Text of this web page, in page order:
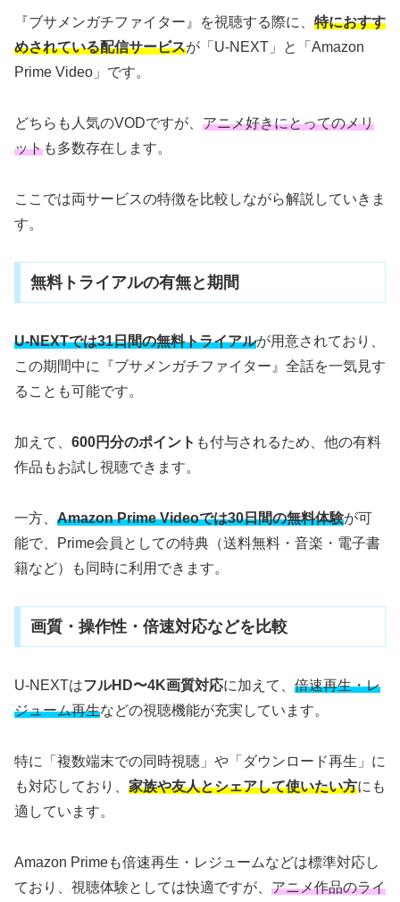
『ブサメンガチファイター』を視聴する際に、 特におすす
めされている配信サービスが「U-NEXT」と「Amazon
Prime Video」です。
どちらも人気のVODですが、 アニメ好きにとってのメリ
ットも多数存在します。
ここでは両サービスの特徴を比較しながら解説していきま
す。
無料トライアルの有無と期間
U-NEXTでは31日間の無料トライアルが用意されており、
この期間中に『ブサメンガチファイター』全話を一気見す
ることも可能です。
加えて、 600円分のポイント も付与されるため、他の有料
作品もお試し視聴できます。
一方、 Amazon Prime Videoでは30日間の無料体験が可
能で、Prime会員としての特典（送料無料・音楽・電子書
籍など）も同時に利用できます。
画質・操作性・倍速対応などを比較
U-NEXTはフルHD〜4K画質対応に加えて、 倍速再生・レ
ジューム再生などの視聴機能が充実しています。
特に「複数端末での同時視聴」や「ダウンロード再生」に
も対応しており、 家族や友人とシェアして使いたい方にも
適しています。
Amazon Primeも倍速再生・レジュームなどは標準対応し
ており、視聴体験としては快適ですが、 アニメ作品のライ